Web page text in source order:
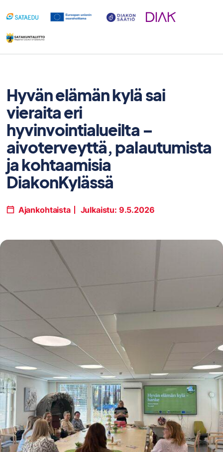
sisältöön
Hyvän elämän kylä sai
vieraita eri
hyvinvointialueilta –
aivoterveyttä, palautumista
ja kohtaamisia
DiakonKylässä
Ajankohtaista Julkaistu: 9.5.2026